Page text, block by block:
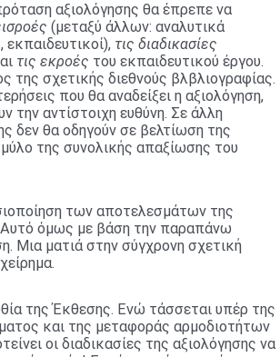
αξιολόγησης θα έπρεπε να
(μεταξύ άλλων: αναλυτικά
τις διαδικασίες
τις εκροές του εκπαιδευτικού έργου.
της σχετικής διεθνούς βλβλιογραφίας.
που θα αναδείξει η αξιολόγηση,
την αντίστοιχη ευθύνη. Σε άλλη
δεν θα οδηγούν σε βελτίωση της
της συνολικής απαξίωσης του
των αποτελεσμάτων της
Αυτό όμως με βάση την παραπάνω
Μια ματιά στην σύγχρονη σχετική
της Έκθεσης. Ενώ τάσσεται υπέρ της
και της μεταφοράς αρμοδιοτήτων
οι διαδικασίες της αξιολόγησης να